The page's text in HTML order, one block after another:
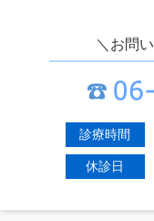
＼お問
診療時間
休診日